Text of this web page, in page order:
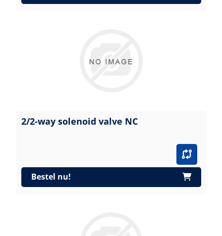
2/2-way solenoid valve NC
Bestel nu!